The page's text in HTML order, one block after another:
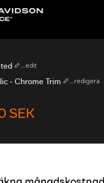
FÅ ETT FINANSIERINGSFÖRSLAG
...edit
- Chrome Trim ...redigera
SEK